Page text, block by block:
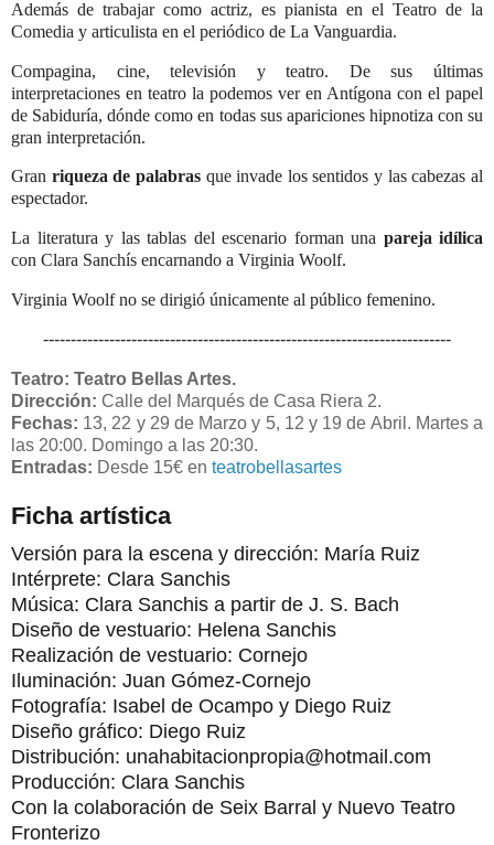
Además de trabajar como actriz, es pianista en el Teatro de la
Comedia y articulista en el periódico de La Vanguardia.
Compagina, cine, televisión y teatro. De sus últimas
interpretaciones en teatro la podemos ver en Antígona con el papel
de Sabiduría, dónde como en todas sus apariciones hipnotiza con su
gran interpretación.
Gran riqueza de palabrasque invade los sentidos y las cabezas al
espectador.
La literatura y las tablas del escenario forman una pareja idílica
con Clara Sanchís encarnando a Virginia Woolf.
Virginia Woolf no se dirigió únicamente al público femenino.
--------------------------------------------------------------------------
Teatro: Teatro Bellas Artes.
Dirección: Calle del Marqués de Casa Riera 2.
Fechas: 13, 22 y 29 de Marzo y 5, 12 y 19 de Abril. Martes a
las 20:00. Domingo a las 20:30.
Entradas: Desde 15€ en teatrobellasartes
Ficha artística
Versión para la escena y dirección: María Ruiz
Intérprete: Clara Sanchis
Música: Clara Sanchis a partir de J. S. Bach
Diseño de vestuario: Helena Sanchis
Realización de vestuario: Cornejo
Iluminación: Juan Gómez-Cornejo
Fotografía: Isabel de Ocampo y Diego Ruiz
Diseño gráfico: Diego Ruiz
Distribución: unahabitacionpropia@hotmail.com
Producción: Clara Sanchis
Con la colaboración de Seix Barral y Nuevo Teatro
Fronterizo